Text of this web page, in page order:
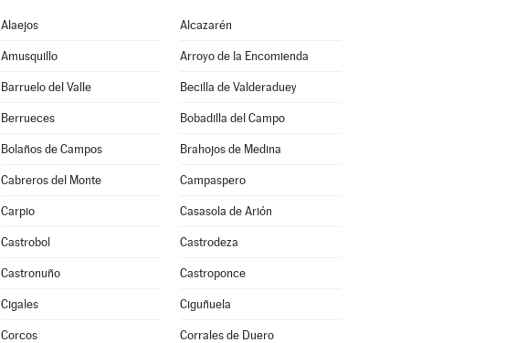
Alaejos Alcazarén
Amusquillo Arroyo de la Encomienda
Barruelo del Valle Becilla de Valderaduey
Berrueces Bobadilla del Campo
Bolaños de Campos Brahojos de Medina
Cabreros del Monte Campaspero
Carpio Casasola de Arión
Castrobol Castrodeza
Castronuño Castroponce
Cigales Ciguñuela
Corcos Corrales de Duero